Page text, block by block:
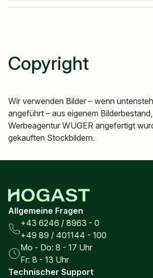
Copyright
Wir verwenden Bilder – wenn
angeführt – aus eigenem
Werbeagentur WUGER angefertigt
gekauften Stockbildern.
Allgemeine Fragen
+43 6246 / 8963 - 0
+49 89 / 401144 - 100
Mo - Do: 8 - 17 Uhr
Fr: 8 - 13 Uhr
Technischer Support